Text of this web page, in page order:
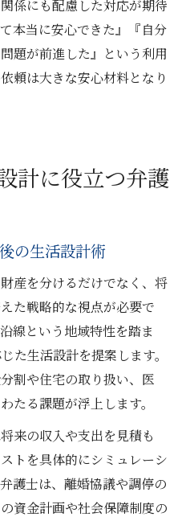
係にも配慮した対応が期待
本当に安心できた』『自分
題が前進した』という利用
頼は大きな安心材料となり
計に役立つ弁護
の生活設計術
産を分けるだけでなく、将
た戦略的な視点が必要で
線という地域特性を踏ま
た生活設計を提案します。
割や住宅の取り扱い、医
たる課題が浮上します。
来の収入や支出を見積も
トを具体的にシミュレーシ
護士は、離婚協議や調停の
資金計画や社会保障制度の